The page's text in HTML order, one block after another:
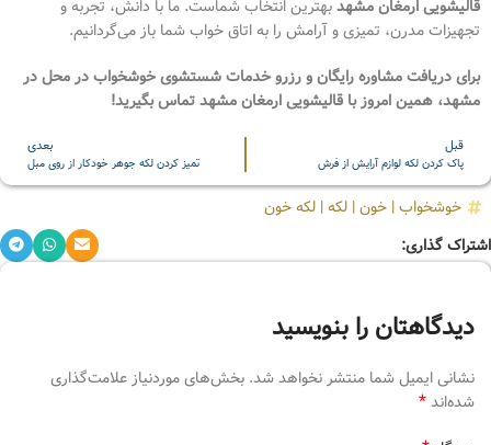
قالیشویی ارمغان مشهدبهترین انتخاب شماست. ما با دانش، تجربه و
تجهیزات مدرن، تمیزی و آرامش را به اتاق خواب شما باز می‌گردانیم.
برای دریافت مشاوره رایگان و رزرو خدمات شستشوی خوشخواب در محل در
مشهد، همین امروز با قالیشویی ارمغان مشهد تماس بگیرید!
قبل
پاک کردن لکه لوازم آرایش از فرش
بعدی
تمیز کردن لکه جوهر خودکار از روی مبل
خوشخواب| خون| لکه| لکه خون
اشتراک گذاری:
دیدگاهتان را بنویسید
نشانی ایمیل شما منتشر نخواهد شد. بخش‌های موردنیاز علامت‌گذاری
شده‌اند*